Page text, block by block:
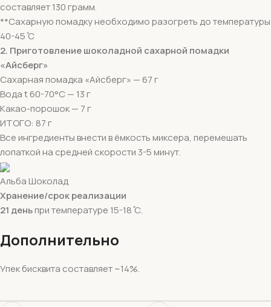
составляет 130 грамм.
**Сахарную помадку необходимо разогреть до температуры
40-45 ̊С
2. Приготовление шоколадной сахарной помадки
«Айсберг»
Сахарная помадка «Айсберг» — 67 г
Вода t 60-70°C — 13 г
Какао-порошок — 7 г
ИТОГО: 87 г
Все ингредиенты внести в ёмкость миксера, перемешать
лопаткой на средней скорости 3-5 минут.
Альба Шоколад
Хранение/срок реализации
21 деньпри температуре 15-18 ̊С.
Дополнительно
Упек бисквита составляет ~14%.